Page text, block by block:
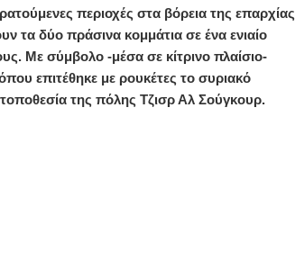
περιοχές στα βόρεια της επαρχίας
τα δύο πράσινα κομμάτια σε ένα ενιαίο
Με σύμβολο -μέσα σε κίτρινο πλαίσιο-
επιτέθηκε με ρουκέτες το συριακό
της πόλης Τζισρ Αλ Σούγκουρ.